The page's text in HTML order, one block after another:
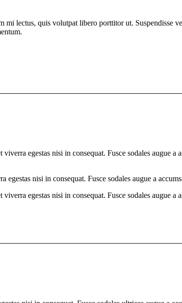
lectus, quis volutpat libero porttitor ut. Suspendisse
egestas nisi in consequat. Fusce sodales augue a
nisi in consequat. Fusce sodales augue a
egestas nisi in consequat. Fusce sodales augue a